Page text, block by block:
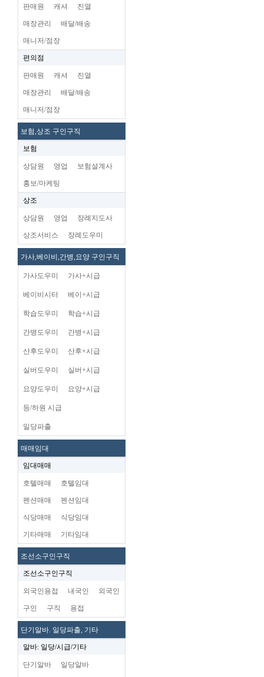
판매원 캐셔 진열
매장관리 배달/배송
매니저/점장
편의점
판매원 캐셔 진열
매장관리 배달/배송
매니저/점장
보험,상조 구인구직
보험
상담원 영업 보험설계사
홍보/마케팅
상조
상담원 영업 장례지도사
상조서비스 장례도우미
가사,베이비,간병,요양 구인구직
가사도우미 가사+시급
베이비시터 베이+시급
학습도우미 학습+시급
간병도우미 간병+시급
산후도우미 산후+시급
실버도우미 실버+시급
요양도우미 요양+시급
등/하원 시급
일당파출
매매임대
임대매매
호텔매매 호텔임대
펜션매매 펜션임대
식당매매 식당임대
기타매매 기타임대
조선소구인구직
조선소구인구직
외국인용접 내국인 외국인
구인 구직 용접
단기알바. 일당파출, 기타
알바: 일당/시급/기타
단기알바 일당알바